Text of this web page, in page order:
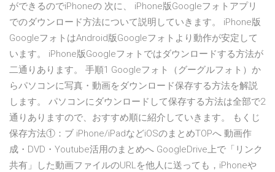
ができるのでiPhoneの 次に、 iPhone版Googleフォトアプリ
でのダウンロード方法について説明していきます。 iPhone版
GoogleフォトはAndroid版Googleフォトより動作が安定して
います。 iPhone版Googleフォトではダウンロードする方法が
二通りあります。 手順1 Googleフォト（グーグルフォト）か
らパソコンに写真・動画をダウンロード保存する方法を解説
します。 パソコンにダウンロードして保存する方法は全部で2
通りありますので、おすすめ順に紹介していきます。 もくじ
保存方法①：ブ iPhone/iPadなどiOSのまとめTOPへ 動画作
成・DVD・Youtube活用のまとめへ GoogleDrive上で「リンク
共有」した動画ファイルのURLを他人に送っても，iPhoneや